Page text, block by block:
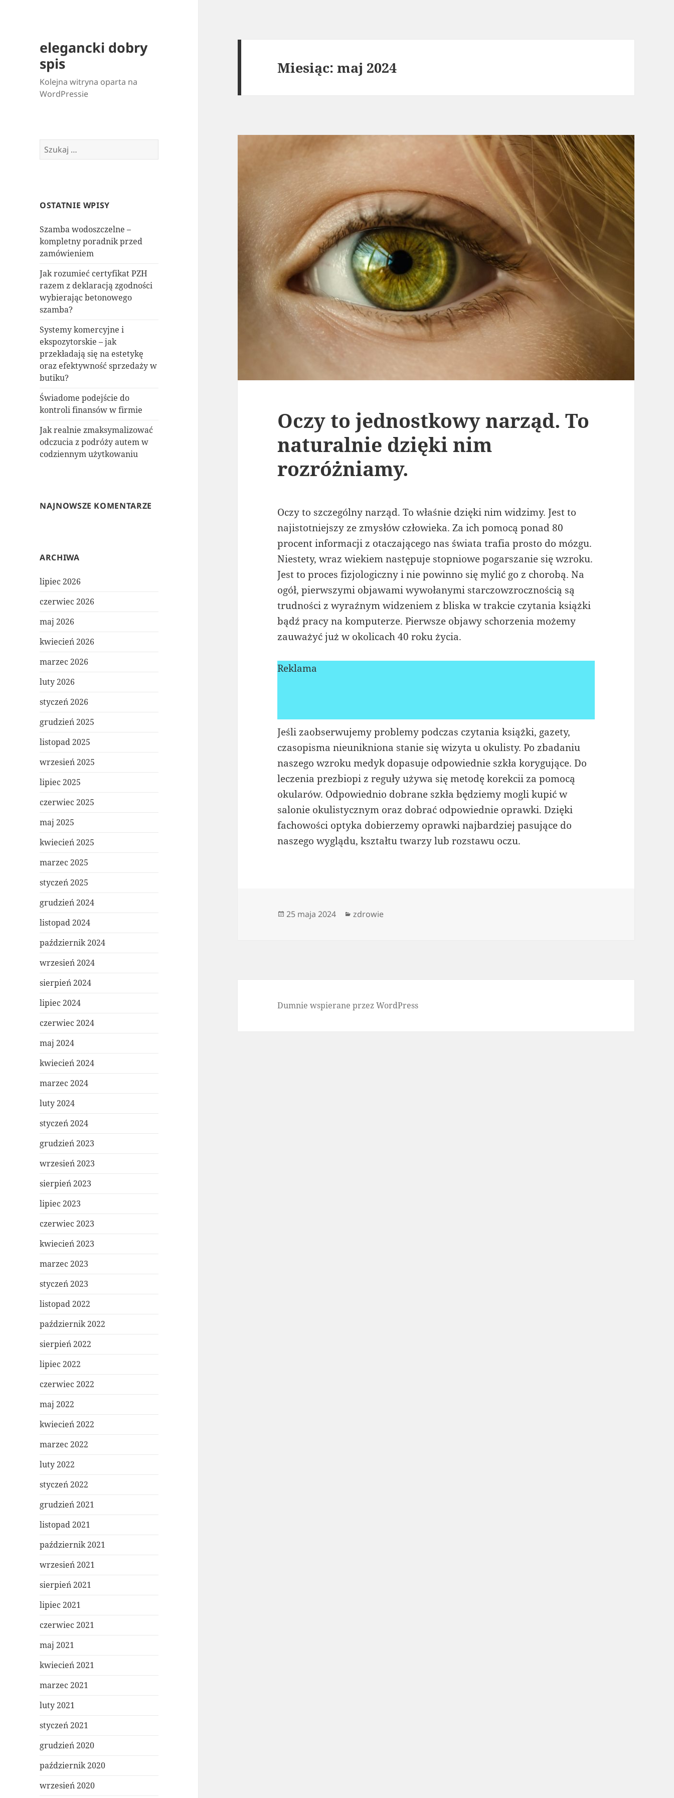
elegancki dobry
spis
Kolejna witryna oparta na
WordPressie
Szukaj:
OSTATNIE WPISY
Szamba wodoszczelne –
kompletny poradnik przed
zamówieniem
Jak rozumieć certyfikat PZH
razem z deklaracją zgodności
wybierając betonowego
szamba?
Systemy komercyjne i
ekspozytorskie – jak
przekładają się na estetykę
oraz efektywność sprzedaży w
butiku?
Świadome podejście do
kontroli finansów w firmie
Jak realnie zmaksymalizować
odczucia z podróży autem w
codziennym użytkowaniu
NAJNOWSZE KOMENTARZE
ARCHIWA
lipiec 2026
czerwiec 2026
maj 2026
kwiecień 2026
marzec 2026
luty 2026
styczeń 2026
grudzień 2025
listopad 2025
wrzesień 2025
lipiec 2025
czerwiec 2025
maj 2025
kwiecień 2025
marzec 2025
styczeń 2025
grudzień 2024
listopad 2024
październik 2024
wrzesień 2024
sierpień 2024
lipiec 2024
czerwiec 2024
maj 2024
kwiecień 2024
marzec 2024
luty 2024
styczeń 2024
grudzień 2023
wrzesień 2023
sierpień 2023
lipiec 2023
czerwiec 2023
kwiecień 2023
marzec 2023
styczeń 2023
listopad 2022
październik 2022
sierpień 2022
lipiec 2022
czerwiec 2022
maj 2022
kwiecień 2022
marzec 2022
luty 2022
styczeń 2022
grudzień 2021
listopad 2021
październik 2021
wrzesień 2021
sierpień 2021
lipiec 2021
czerwiec 2021
maj 2021
kwiecień 2021
marzec 2021
luty 2021
styczeń 2021
grudzień 2020
październik 2020
wrzesień 2020
Miesiąc:maj 2024
Oczy to jednostkowy narząd. To
naturalnie dzięki nim
rozróżniamy.
Oczy to szczególny narząd. To właśnie dzięki nim widzimy. Jest to
najistotniejszy ze zmysłów człowieka. Za ich pomocą ponad 80
procent informacji z otaczającego nas świata trafia prosto do mózgu.
Niestety, wraz wiekiem następuje stopniowe pogarszanie się wzroku.
Jest to proces fizjologiczny i nie powinno się mylić go z chorobą. Na
ogół, pierwszymi objawami wywołanymi starczowzrocznością są
trudności z wyraźnym widzeniem z bliska w trakcie czytania książki
bądź pracy na komputerze. Pierwsze objawy schorzenia możemy
zauważyć już w okolicach 40 roku życia.
Reklama
Jeśli zaobserwujemy problemy podczas czytania książki, gazety,
czasopisma nieunikniona stanie się wizyta u okulisty. Po zbadaniu
naszego wzroku medyk dopasuje odpowiednie szkła korygujące. Do
leczenia prezbiopi z reguły używa się metodę korekcii za pomocą
okularów. Odpowiednio dobrane szkła będziemy mogli kupić w
salonie okulistycznym oraz dobrać odpowiednie oprawki. Dzięki
fachowości optyka dobierzemy oprawki najbardziej pasujące do
naszego wyglądu, kształtu twarzy lub rozstawu oczu.
Data
25 maja 2024 Kategorie
zdrowie
Dumnie wspierane przez WordPress